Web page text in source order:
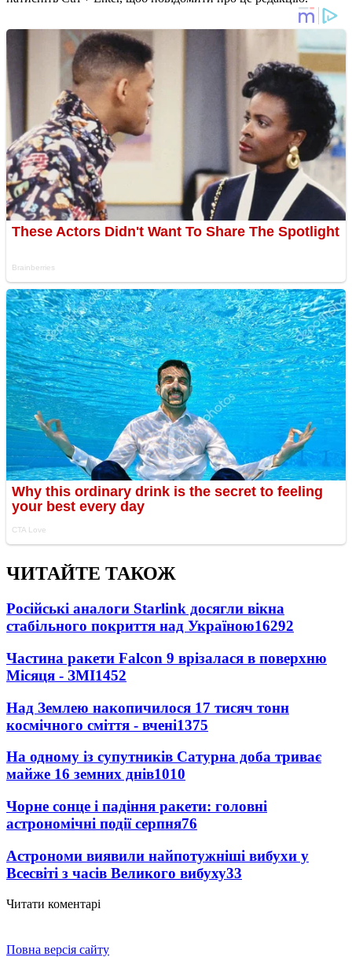
ЧИТАЙТЕ ТАКОЖ
Російські аналоги Starlink досягли вікна
стабільного покриття над Україною16292
Частина ракети Falcon 9 врізалася в поверхню
Місяця - ЗМІ1452
Над Землею накопичилося 17 тисяч тонн
космічного сміття - вчені1375
На одному із супутників Сатурна доба триває
майже 16 земних днів1010
Чорне сонце і падіння ракети: головні
астрономічні події серпня76
Астрономи виявили найпотужніші вибухи у
Всесвіті з часів Великого вибуху33
Читати коментарі
Повна версія сайту